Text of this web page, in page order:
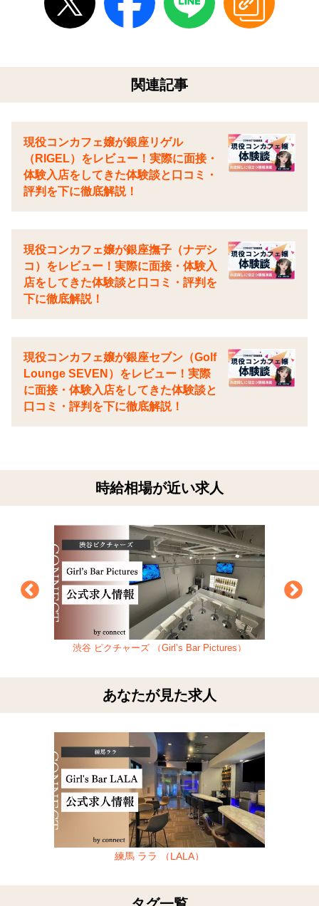
関連記事
現役コンカフェ嬢が銀座リゲル
（RIGEL）をレビュー！実際に面接・
体験入店をしてきた体験談と口コミ・
評判を下に徹底解説！
現役コンカフェ嬢が銀座撫子（ナデシ
コ）をレビュー！実際に面接・体験入
店をしてきた体験談と口コミ・評判を
下に徹底解説！
現役コンカフェ嬢が銀座セブン（Golf
Lounge SEVEN）をレビュー！実際
に面接・体験入店をしてきた体験談と
口コミ・評判を下に徹底解説！
時給相場が近い求人
渋谷 ピクチャーズ （Girl’s Bar Pictures）
あなたが見た求人
練馬 ララ （LALA）